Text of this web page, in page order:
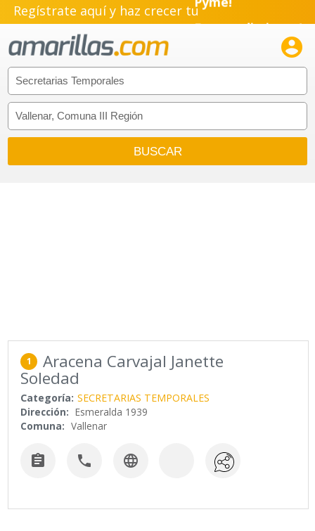
Regístrate aquí y haz crecer tuEmprendimiento!

1 Aracena Carvajal Janette
Soledad
Categoría: SECRETARIAS TEMPORALES
Dirección: Esmeralda 1939
Comuna: Vallenar
  